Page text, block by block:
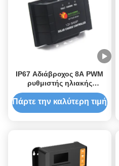
IP67 Αδιάβροχος 8A PWM
ρυθμιστής ηλιακής
φόρτισης με 12V/24V
αυτόματη λειτουργία και
συμβατότητα μπαταρίας
Πάρτε την καλύτερη τιμή